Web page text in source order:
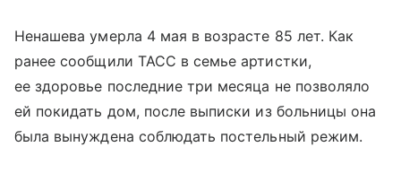
Ненашева умерла 4 мая в возрасте 85 лет. Как
ранее сообщили ТАСС в семье артистки,
ее здоровье последние три месяца не позволяло
ей покидать дом, после выписки из больницы она
была вынуждена соблюдать постельный режим.